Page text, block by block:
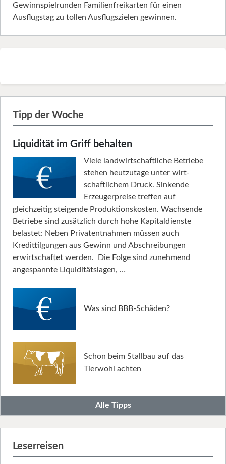
Gewinnspielrunden Familienfreikarten für einen
Ausflugstag zu tollen Ausflugszielen gewinnen.
Tipp der Woche
Liquidität im Griff behalten
Viele landwirtschaftliche Betriebe
stehen heutzutage unter wirt­
schaftlichem Druck. Sinkende
Erzeugerpreise treffen auf
gleichzeitig steigende Produktionskosten. Wachsende
Betriebe sind zusätzlich durch hohe Kapitaldienste
belastet: Neben Privatentnahmen müssen auch
Kredittilgungen aus Gewinn und Abschreibungen
erwirtschaftet werden. Die Folge sind zunehmend
angespannte Liquiditätslagen, …
Was sind BBB-Schäden?
Schon beim Stallbau auf das
Tierwohl achten
Alle Tipps
Leserreisen